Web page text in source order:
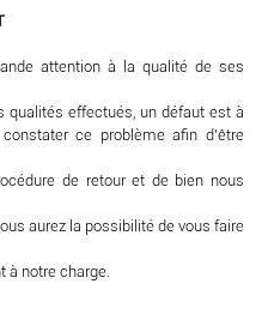
attention à la qualité de ses
qualités effectués, un défaut est à
ce problème afin d’être
de retour et de bien nous
aurez la possibilité de vous faire
à notre charge.